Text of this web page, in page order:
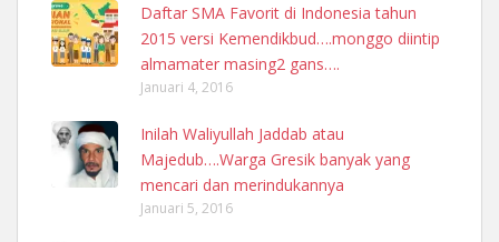
Daftar SMA Favorit di Indonesia tahun
2015 versi Kemendikbud….monggo diintip
almamater masing2 gans….
Januari 4, 2016
Inilah Waliyullah Jaddab atau
Majedub….Warga Gresik banyak yang
mencari dan merindukannya
Januari 5, 2016